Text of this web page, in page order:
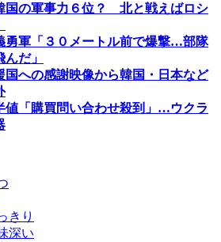
国の軍事力６位？ 北と戦えばロシ
勇軍「３０メートル前で爆撃…部隊
だ」
国への感謝映像から韓国・日本など
値「購買問い合わせ殺到」…ウクラ
きり
深い